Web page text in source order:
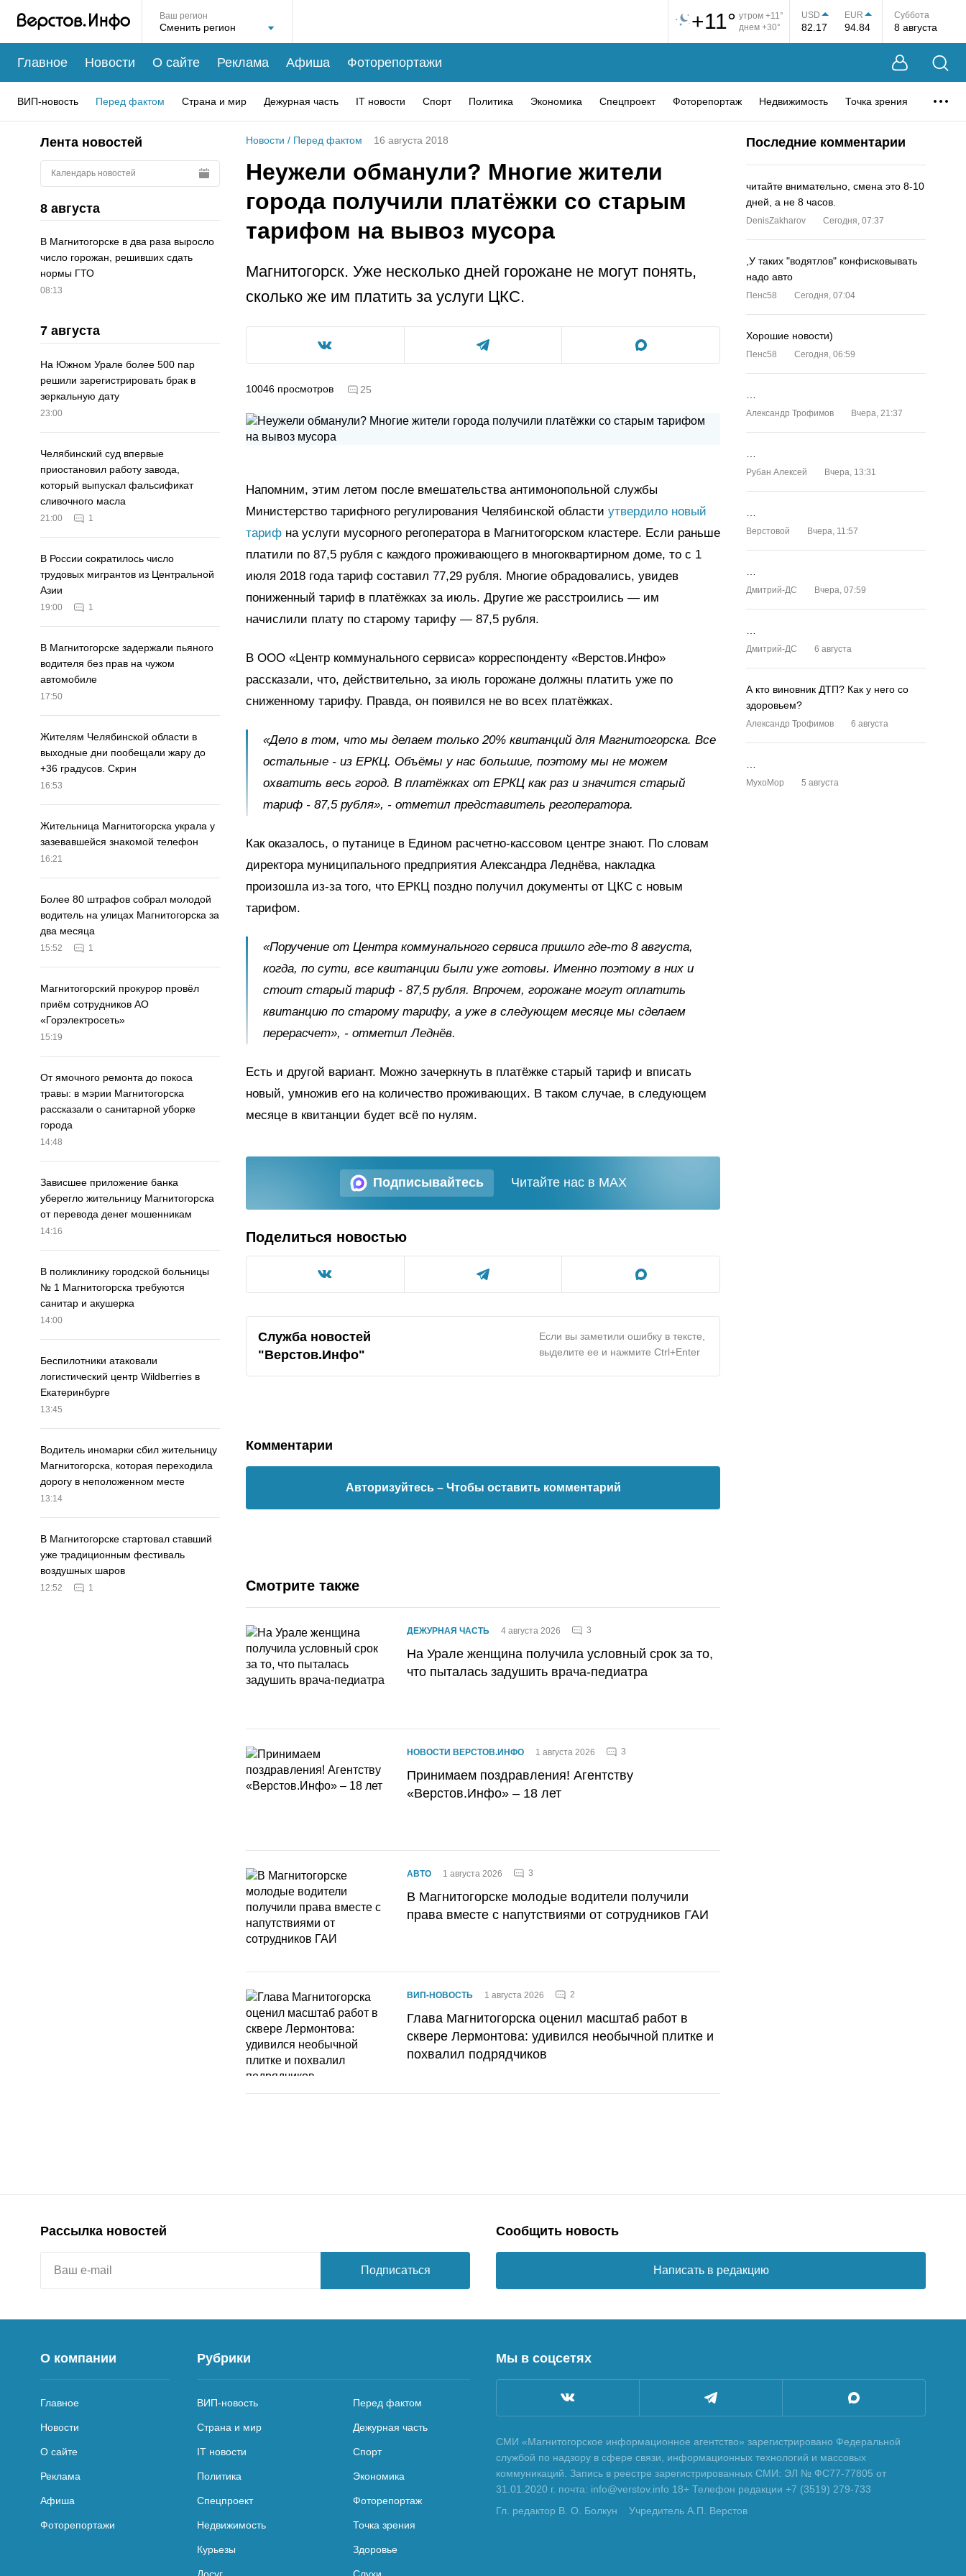
Ваш регион +11° утром +11°
днем +30°
USD
82.17
EUR
94.84
Суббота
8 августа
Главное Новости О сайте Реклама Афиша Фоторепортажи
ВИП-новость Перед фактом Страна и мир Дежурная часть IT новости Спорт Политика Экономика Спецпроект Фоторепортаж Недвижимость Точка зрения
Лента новостей
Календарь новостей
8 августа
В Магнитогорске в два раза выросло
число горожан, решивших сдать
нормы ГТО
08:13
7 августа
На Южном Урале более 500 пар
решили зарегистрировать брак в
зеркальную дату
23:00
Челябинский суд впервые
приостановил работу завода,
который выпускал фальсификат
сливочного масла
21:00 1
В России сократилось число
трудовых мигрантов из Центральной
Азии
19:00 1
В Магнитогорске задержали пьяного
водителя без прав на чужом
автомобиле
17:50
Жителям Челябинской области в
выходные дни пообещали жару до
+36 градусов. Скрин
16:53
Жительница Магнитогорска украла у
зазевавшейся знакомой телефон
16:21
Более 80 штрафов собрал молодой
водитель на улицах Магнитогорска за
два месяца
15:52 1
Магнитогорский прокурор провёл
приём сотрудников АО
«Горэлектросеть»
15:19
От ямочного ремонта до покоса
травы: в мэрии Магнитогорска
рассказали о санитарной уборке
города
14:48
Зависшее приложение банка
уберегло жительницу Магнитогорска
от перевода денег мошенникам
14:16
В поликлинику городской больницы
№ 1 Магнитогорска требуются
санитар и акушерка
14:00
Беспилотники атаковали
логистический центр Wildberries в
Екатеринбурге
13:45
Водитель иномарки сбил жительницу
Магнитогорска, которая переходила
дорогу в неположенном месте
13:14
В Магнитогорске стартовал ставший
уже традиционным фестиваль
воздушных шаров
12:52 1
Новости / Перед фактом 16 августа 2018
Неужели обманули? Многие жители
города получили платёжки со старым
тарифом на вывоз мусора
Магнитогорск. Уже несколько дней горожане не могут понять,
сколько же им платить за услуги ЦКС.
10046 просмотров 25
Напомним, этим летом после вмешательства антимонопольной службы
Министерство тарифного регулирования Челябинской области утвердило новый
тариф на услуги мусорного регоператора в Магнитогорском кластере. Если раньше
платили по 87,5 рубля с каждого проживающего в многоквартирном доме, то с 1
июля 2018 года тариф составил 77,29 рубля. Многие обрадовались, увидев
пониженный тариф в платёжках за июль. Другие же расстроились — им
начислили плату по старому тарифу — 87,5 рубля.
В ООО «Центр коммунального сервиса» корреспонденту «Верстов.Инфо»
рассказали, что, действительно, за июль горожане должны платить уже по
сниженному тарифу. Правда, он появился не во всех платёжках.
«Дело в том, что мы делаем только 20% квитанций для Магнитогорска. Все
остальные - из ЕРКЦ. Объёмы у нас большие, поэтому мы не можем
охватить весь город. В платёжках от ЕРКЦ как раз и значится старый
тариф - 87,5 рубля», - отметил представитель регоператора.
Как оказалось, о путанице в Едином расчетно-кассовом центре знают. По словам
директора муниципального предприятия Александра Леднёва, накладка
произошла из-за того, что ЕРКЦ поздно получил документы от ЦКС с новым
тарифом.
«Поручение от Центра коммунального сервиса пришло где-то 8 августа,
когда, по сути, все квитанции были уже готовы. Именно поэтому в них и
стоит старый тариф - 87,5 рубля. Впрочем, горожане могут оплатить
квитанцию по старому тарифу, а уже в следующем месяце мы сделаем
перерасчет», - отметил Леднёв.
Есть и другой вариант. Можно зачеркнуть в платёжке старый тариф и вписать
новый, умножив его на количество проживающих. В таком случае, в следующем
месяце в квитанции будет всё по нулям.
Подписывайтесь Читайте нас в MAX
Поделиться новостью
Служба новостей
"Верстов.Инфо"
Если вы заметили ошибку в тексте,
выделите ее и нажмите Ctrl+Enter
Комментарии
Авторизуйтесь – Чтобы оставить комментарий
Смотрите также
ДЕЖУРНАЯ ЧАСТЬ 4 августа 2026 3
На Урале женщина получила условный срок за то,
что пыталась задушить врача-педиатра
НОВОСТИ ВЕРСТОВ.ИНФО 1 августа 2026 3
Принимаем поздравления! Агентству
«Верстов.Инфо» – 18 лет
АВТО 1 августа 2026 3
В Магнитогорске молодые водители получили
права вместе с напутствиями от сотрудников ГАИ
ВИП-НОВОСТЬ 1 августа 2026 2
Глава Магнитогорска оценил масштаб работ в
сквере Лермонтова: удивился необычной плитке и
похвалил подрядчиков
Последние комментарии
читайте внимательно, смена это 8-10
дней, а не 8 часов.
DenisZakharov Сегодня, 07:37
,У таких "водятлов" конфисковывать
надо авто
Пенс58 Сегодня, 07:04
Хорошие новости)
Пенс58 Сегодня, 06:59
Александр Трофимов Вчера, 21:37
Рубан Алексей Вчера, 13:31
Верстовой Вчера, 11:57
Дмитрий-ДС Вчера, 07:59
Дмитрий-ДС 6 августа
А кто виновник ДТП? Как у него со
здоровьем?
Александр Трофимов 6 августа
MyxoMop 5 августа
Рассылка новостей
Подписаться
Сообщить новость
Написать в редакцию
О компании
Главное
Новости
О сайте
Реклама
Афиша
Фоторепортажи
Рубрики
ВИП-новость Перед фактом
Страна и мир Дежурная часть
IT новости Спорт
Политика Экономика
Спецпроект Фоторепортаж
Недвижимость Точка зрения
Курьезы Здоровье
Досуг Слухи
Мы в соцсетях
СМИ «Магнитогорское информационное агентство» зарегистрировано Федеральной
службой по надзору в сфере связи, информационных технологий и массовых
коммуникаций. Запись в реестре зарегистрированных СМИ: ЭЛ № ФС77-77805 от
31.01.2020 г. почта: info@verstov.info 18+ Телефон редакции +7 (3519) 279-733
Гл. редактор В. О. Болкун
Учредитель А.П. Верстов